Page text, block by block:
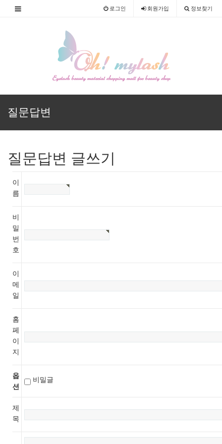
로그인 회원가입 정보찾기
질문답변
질문답변 글쓰기
이
름
비
밀
번
호
이
메
일
홈
페
이
지
옵
션
비밀글
제
목